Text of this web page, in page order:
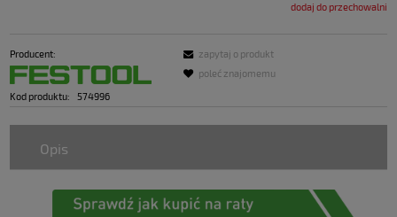
dodaj do przechowalni
Producent:
Kod produktu: 574996
zapytaj o produkt
poleć znajomemu
Opis